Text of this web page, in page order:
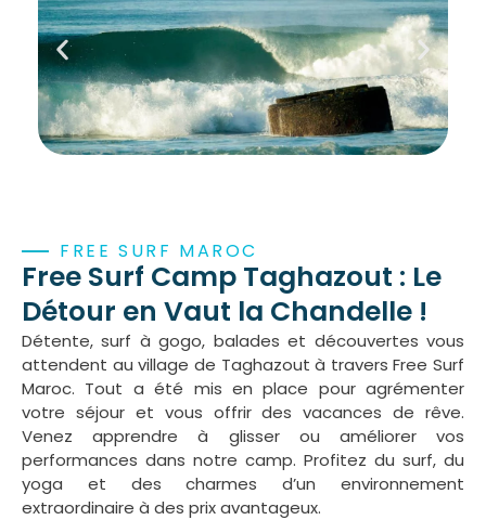
FREE SURF MAROC
Free Surf Camp Taghazout : Le
Détour en Vaut la Chandelle !
Détente, surf à gogo, balades et découvertes vous
attendent au village de Taghazout à travers Free Surf
Maroc. Tout a été mis en place pour agrémenter
votre séjour et vous offrir des vacances de rêve.
Venez apprendre à glisser ou améliorer vos
performances dans notre camp. Profitez du surf, du
yoga et des charmes d’un environnement
extraordinaire à des prix avantageux.